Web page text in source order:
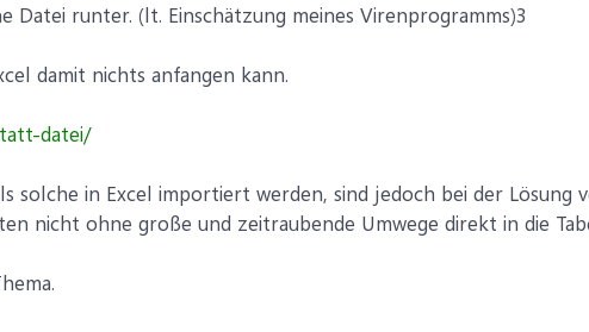
Datei runter. (lt. Einschätzung meines Virenprogramms)3
damit nichts anfangen kann.
datei/
solche in Excel importiert werden, sind jedoch bei der Lösung
nicht ohne große und zeitraubende Umwege direkt in die